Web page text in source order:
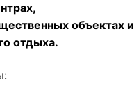
объектах и
отдыха.